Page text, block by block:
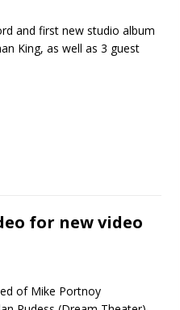
and first new studio album
King, as well as 3 guest
for new video
of Mike Portnoy